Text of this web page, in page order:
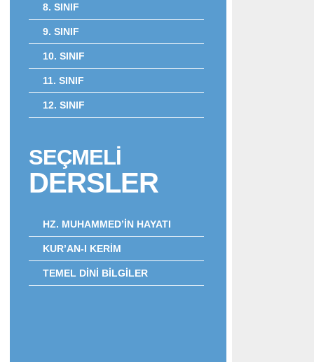
8. SINIF
9. SINIF
10. SINIF
11. SINIF
12. SINIF
SEÇMELİ
DERSLER
HZ. MUHAMMED’İN HAYATI
KUR’AN-I KERİM
TEMEL DİNİ BİLGİLER